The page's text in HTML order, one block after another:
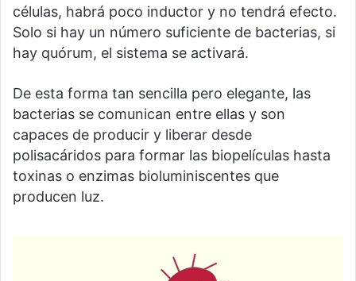
células, habrá poco inductor y no tendrá efecto.
Solo si hay un número suficiente de bacterias, si
hay quórum, el sistema se activará.
De esta forma tan sencilla pero elegante, las
bacterias se comunican entre ellas y son
capaces de producir y liberar desde
polisacáridos para formar las biopelículas hasta
toxinas o enzimas bioluminiscentes que
producen luz.